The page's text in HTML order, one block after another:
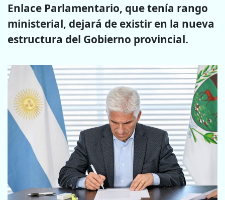
Enlace Parlamentario, que tenía rango
ministerial, dejará de existir en la nueva
estructura del Gobierno provincial.